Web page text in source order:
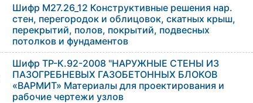
Шифр М27.26_12 Конструктивные решения нар.
стен, перегородок и облицовок, скатных крыш,
перекрытий, полов, покрытий, подвесных
потолков и фундаментов
Шифр ТР-К.92-2008 "НАРУЖНЫЕ СТЕНЫ ИЗ
ПАЗОГРЕБНЕВЫХ ГАЗОБЕТОННЫХ БЛОКОВ
«ВАРМИТ» Материалы для проектирования и
рабочие чертежи узлов